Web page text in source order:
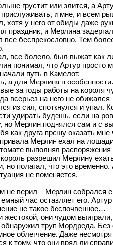
грустит или злится, а
и мне, и всем
хотя у него от обиды даже
праздник, и Мерлина
беспрекословно. Тем
все болело, был выжат как
понимал, что Артур просто
путь в Камелот.
а для Мерлина в
за годы работы на короля
всерьез на него не
из сил, споткнулся и упал.
удирать будешь, если на
но Мерлин поднялся сам и с
как друга прошу оказать
привала Мерлин ехал на
выполнял распоряжения
разрешил Мерлину
но полагал, что это
не поменяется.
не верил – Мерлин собрался
час оставляет его.
не такое беспочвенное…
они чудом
труп Мордреда.
облегчение. Даже
к тому, что они вряд ли